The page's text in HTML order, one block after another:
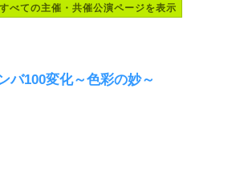
べての主催・共催公演ページを表示
バ100変化～色彩の妙～